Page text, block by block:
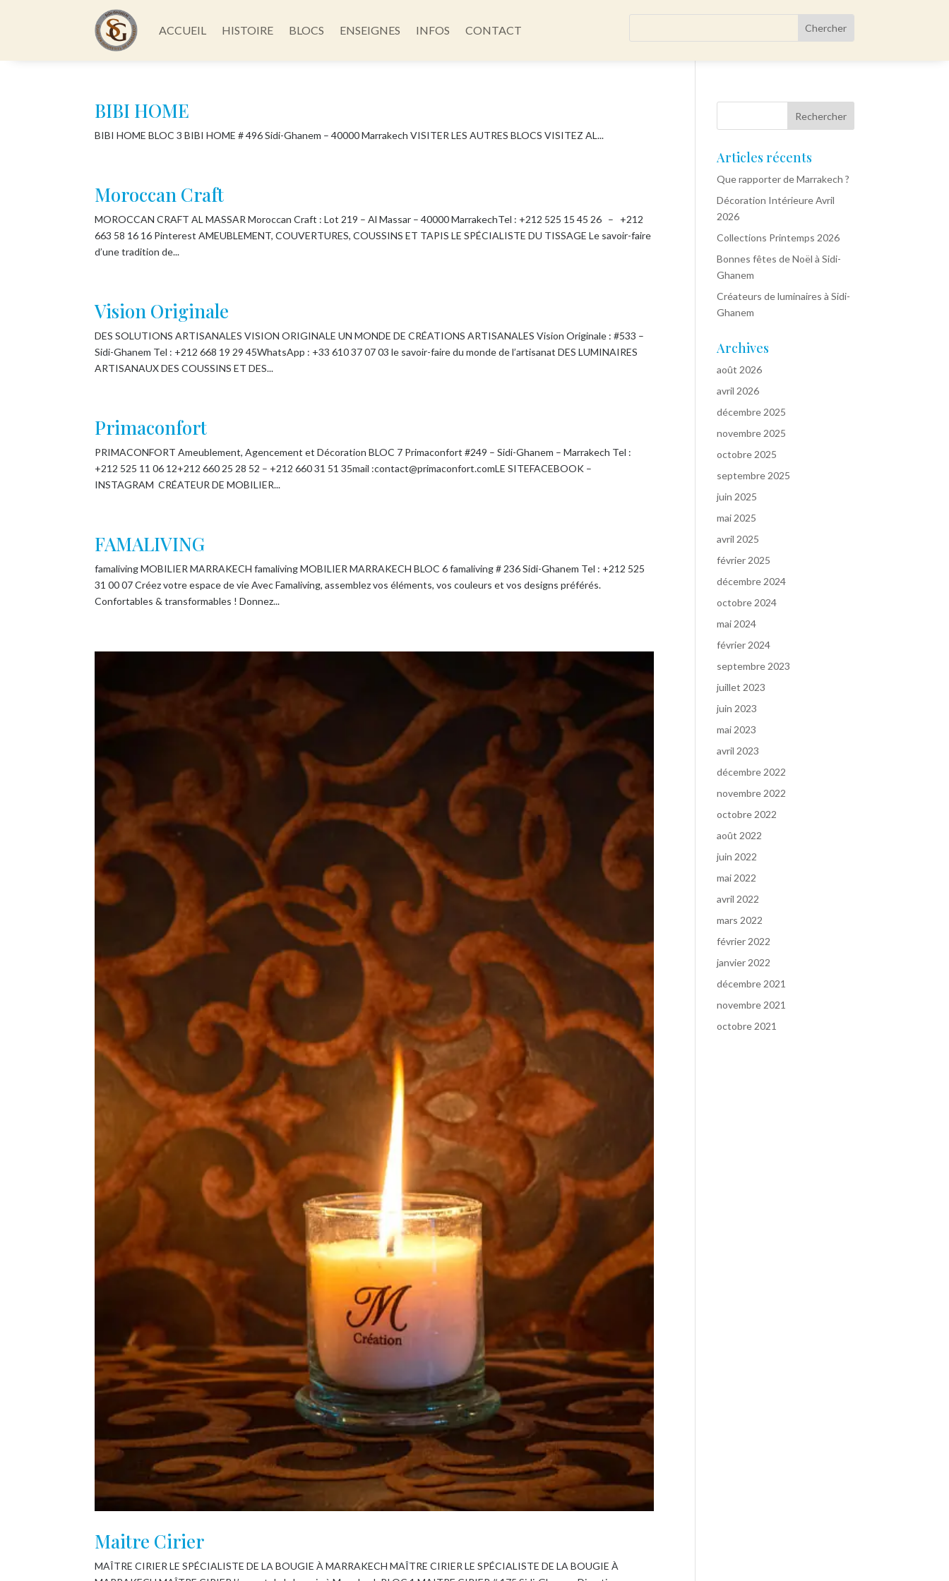
ACCUEIL HISTOIRE BLOCS ENSEIGNES INFOS CONTACT
BIBI HOME
BIBI HOME BLOC 3 BIBI HOME # 496 Sidi-Ghanem – 40000 Marrakech VISITER LES AUTRES BLOCS VISITEZ AL...
Moroccan Craft
MOROCCAN CRAFT AL MASSAR Moroccan Craft : Lot 219 – Al Massar – 40000 MarrakechTel : +212 525 15 45 26 – +212
663 58 16 16 Pinterest AMEUBLEMENT, COUVERTURES, COUSSINS ET TAPIS LE SPÉCIALISTE DU TISSAGE Le savoir-faire
d’une tradition de...
Vision Originale
DES SOLUTIONS ARTISANALES VISION ORIGINALE UN MONDE DE CRÉATIONS ARTISANALES Vision Originale : #533 –
Sidi-Ghanem Tel : +212 668 19 29 45WhatsApp : +33 610 37 07 03 le savoir-faire du monde de l’artisanat DES LUMINAIRES
ARTISANAUX DES COUSSINS ET DES...
Primaconfort
PRIMACONFORT Ameublement, Agencement et Décoration BLOC 7 Primaconfort #249 – Sidi-Ghanem – Marrakech Tel :
+212 525 11 06 12+212 660 25 28 52 – +212 660 31 51 35mail :contact@primaconfort.comLE SITEFACEBOOK –
INSTAGRAM CRÉATEUR DE MOBILIER...
FAMALIVING
famaliving MOBILIER MARRAKECH famaliving MOBILIER MARRAKECH BLOC 6 famaliving # 236 Sidi-Ghanem Tel : +212 525
31 00 07 Créez votre espace de vie Avec Famaliving, assemblez vos éléments, vos couleurs et vos designs préférés.
Confortables & transformables ! Donnez...
Maitre Cirier
MAÎTRE CIRIER LE SPÉCIALISTE DE LA BOUGIE À MARRAKECH MAÎTRE CIRIER LE SPÉCIALISTE DE LA BOUGIE À
Articles récents
Que rapporter de Marrakech ?
Décoration Intérieure Avril
2026
Collections Printemps 2026
Bonnes fêtes de Noël à Sidi-
Ghanem
Créateurs de luminaires à Sidi-
Ghanem
Archives
août 2026
avril 2026
décembre 2025
novembre 2025
octobre 2025
septembre 2025
juin 2025
mai 2025
avril 2025
février 2025
décembre 2024
octobre 2024
mai 2024
février 2024
septembre 2023
juillet 2023
juin 2023
mai 2023
avril 2023
décembre 2022
novembre 2022
octobre 2022
août 2022
juin 2022
mai 2022
avril 2022
mars 2022
février 2022
janvier 2022
décembre 2021
novembre 2021
octobre 2021